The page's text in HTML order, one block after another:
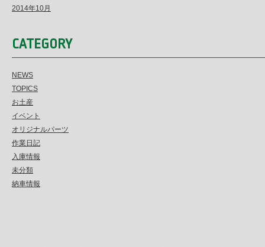
2014年10月
CATEGORY
NEWS
TOPICS
お土産
イベント
オリジナルパーツ
作業日記
入庫情報
未分類
納車情報